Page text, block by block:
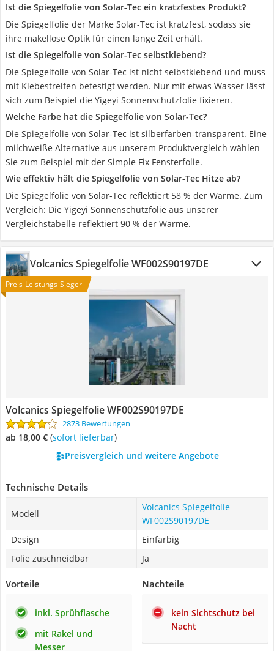
Ist die Spiegelfolie von Solar-Tec ein kratzfestes Produkt?
Die Spiegelfolie der Marke Solar-Tec ist kratzfest, sodass sie
ihre makellose Optik für einen lange Zeit erhält.
Ist die Spiegelfolie von Solar-Tec selbstklebend?
Die Spiegelfolie von Solar-Tec ist nicht selbstklebend und muss
mit Klebestreifen befestigt werden. Nur mit etwas Wasser lässt
sich zum Beispiel die Yigeyi Sonnenschutzfolie fixieren.
Welche Farbe hat die Spiegelfolie von Solar-Tec?
Die Spiegelfolie von Solar-Tec ist silberfarben-transparent. Eine
milchweiße Alternative aus unserem Produktvergleich wählen
Sie zum Beispiel mit der Simple Fix Fensterfolie.
Wie effektiv hält die Spiegelfolie von Solar-Tec Hitze ab?
Die Spiegelfolie von Solar-Tec reflektiert 58 % der Wärme. Zum
Vergleich: Die Yigeyi Sonnenschutzfolie aus unserer
Vergleichstabelle reflektiert 90 % der Wärme.
Volcanics Spiegelfolie WF002S90197DE
Preis-Leistungs-Sieger
Volcanics Spiegelfolie WF002S90197DE
2873 Bewertungen
ab 18,00 € ( Sofort lieferbar)
Preisvergleich und weitere Angebote
Technische Details
Modell
Volcanics Spiegelfolie
WF002S90197DE
Design
Einfarbig
Folie zuschneidbar
Ja
Vorteile
inkl. Sprühflasche
mit Rakel und
Messer
Nachteile
kein Sichtschutz bei
Nacht